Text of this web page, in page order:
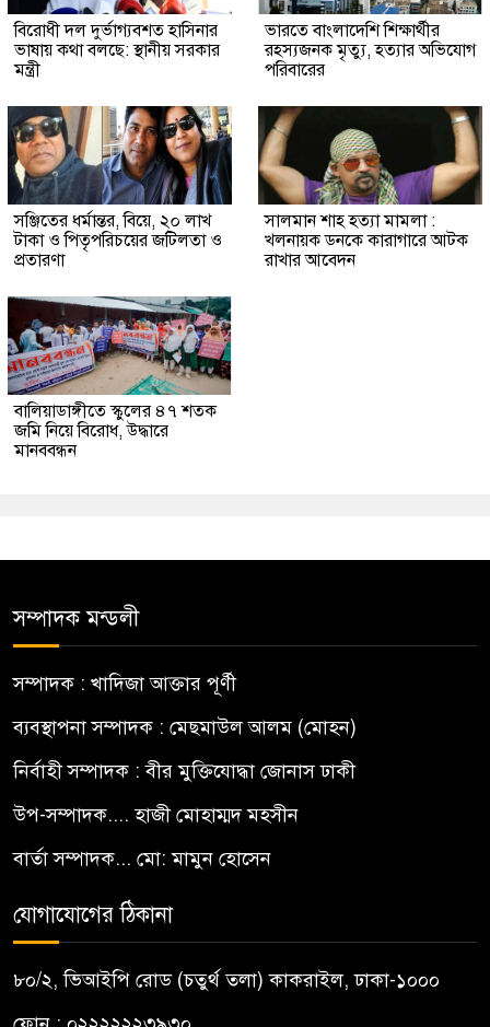
বিরোধী দল দুর্ভাগ্যবশত হাসিনার
ভাষায় কথা বলছে: স্থানীয় সরকার
মন্ত্রী
ভারতে বাংলাদেশি শিক্ষার্থীর
রহস্যজনক মৃত্যু, হত্যার অভিযোগ
পরিবারের
সঞ্জিতের ধর্মান্তর, বিয়ে, ২০ লাখ
টাকা ও পিতৃপরিচয়ের জটিলতা ও
প্রতারণা
সালমান শাহ হত্যা মামলা :
খলনায়ক ডনকে কারাগারে আটক
রাখার আবেদন
বালিয়াডাঙ্গীতে স্কুলের ৪৭ শতক
জমি নিয়ে বিরোধ, উদ্ধারে
মানববন্ধন
সম্পাদক মন্ডলী
সম্পাদক : খাদিজা আক্তার পূর্ণী
ব্যবস্থাপনা সম্পাদক : মেছমাউল আলম (মোহন)
নির্বাহী সম্পাদক : বীর মুক্তিযোদ্ধা জোনাস ঢাকী
উপ-সম্পাদক.... হাজী মোহাম্মদ মহসীন
বার্তা সম্পাদক... মো: মামুন হোসেন
যোগাযোগের ঠিকানা
৮০/২, ভিআইপি রোড (চতুর্থ তলা) কাকরাইল, ঢাকা-১০০০